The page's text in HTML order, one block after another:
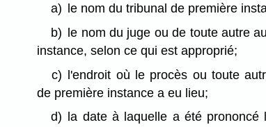
a) le nom du tribunal de première
b) le nom du juge ou de toute autre
instance, selon ce qui est approprié;
c) l'endroit où le procès ou toute
de première instance a eu lieu;
d)
la date à laquelle a été